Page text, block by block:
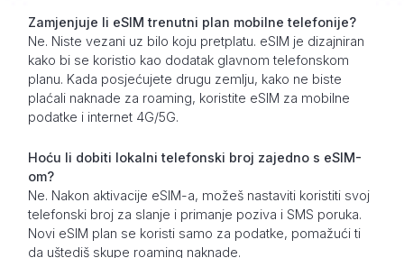
Zamjenjuje li eSIM trenutni plan mobilne telefonije?
Ne. Niste vezani uz bilo koju pretplatu. eSIM je dizajniran
kako bi se koristio kao dodatak glavnom telefonskom
planu. Kada posjećujete drugu zemlju, kako ne biste
plaćali naknade za roaming, koristite eSIM za mobilne
podatke i internet 4G/5G.
Hoću li dobiti lokalni telefonski broj zajedno s eSIM-
om?
Ne. Nakon aktivacije eSIM-a, možeš nastaviti koristiti svoj
telefonski broj za slanje i primanje poziva i SMS poruka.
Novi eSIM plan se koristi samo za podatke, pomažući ti
da uštediš skupe roaming naknade.